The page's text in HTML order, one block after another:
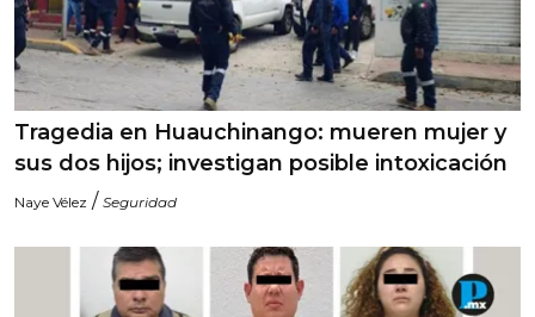
Tragedia en Huauchinango: mueren mujer y
sus dos hijos; investigan posible intoxicación
Naye Vélez / Seguridad